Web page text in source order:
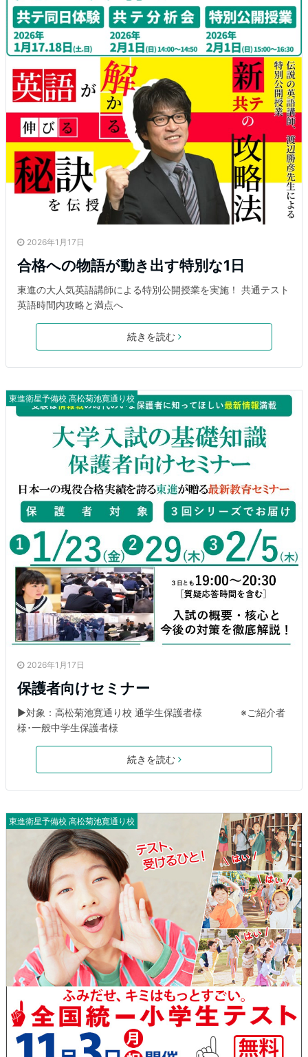
2026年1月17日
合格への物語が動き出す特別な1日
東進の大人気英語講師による特別公開授業を実施！ 共通テスト
英語時間内攻略と満点へ
続きを読む
東進衛星予備校 高松菊池寛通り校
2026年1月17日
保護者向けセミナー
▶対象：高松菊池寛通り校 通学生保護者様 ※ご紹介者
様･一般中学生保護者様
続きを読む
東進衛星予備校 高松菊池寛通り校